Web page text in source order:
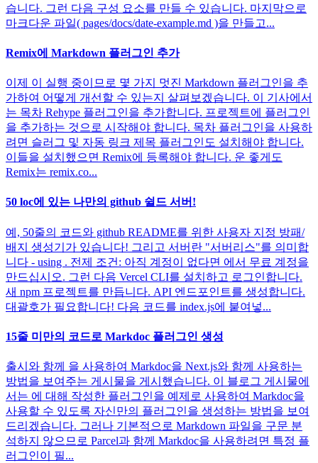
습니다. 그런 다음 구성 요소를 만들 수 있습니다. 마지막으로
마크다운 파일( pages/docs/date-example.md )을 만들고...
Remix에 Markdown 플러그인 추가
이제 이 실행 중이므로 몇 가지 멋진 Markdown 플러그인을 추
가하여 어떻게 개선할 수 있는지 살펴보겠습니다. 이 기사에서
는 목차 Rehype 플러그인을 추가합니다. 프로젝트에 플러그인
을 추가하는 것으로 시작해야 합니다. 목차 플러그인을 사용하
려면 슬러그 및 자동 링크 제목 플러그인도 설치해야 합니다.
이들을 설치했으면 Remix에 등록해야 합니다. 운 좋게도
Remix는 remix.co...
50 loc에 있는 나만의 github 쉴드 서버!
예, 50줄의 코드와 github README를 위한 사용자 지정 방패/
배지 생성기가 있습니다! 그리고 서버란 "서버리스"를 의미합
니다 - using . 전제 조건: 아직 계정이 없다면 에서 무료 계정을
만드십시오. 그런 다음 Vercel CLI를 설치하고 로그인합니다.
새 npm 프로젝트를 만듭니다. API 엔드포인트를 생성합니다.
대괄호가 필요합니다! 다음 코드를 index.js에 붙여넣...
15줄 미만의 코드로 Markdoc 플러그인 생성
출시와 함께 을 사용하여 Markdoc을 Next.js와 함께 사용하는
방법을 보여주는 게시물을 게시했습니다. 이 블로그 게시물에
서는 에 대해 작성한 플러그인을 예제로 사용하여 Markdoc을
사용할 수 있도록 자신만의 플러그인을 생성하는 방법을 보여
드리겠습니다. 그러나 기본적으로 Markdown 파일을 구문 분
석하지 않으므로 Parcel과 함께 Markdoc을 사용하려면 특정 플
러그인이 필...